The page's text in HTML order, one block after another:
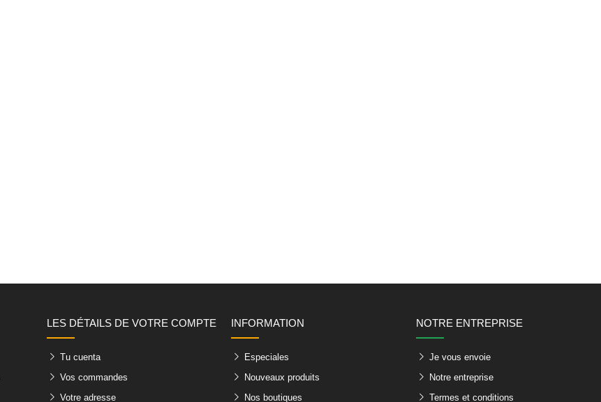
LES DÉTAILS DE VOTRE COMPTE
Tu cuenta
Vos commandes
Votre adresse
INFORMATION
Especiales
Nouveaux produits
Nos boutiques
NOTRE ENTREPRISE
Je vous envoie
Notre entreprise
Termes et conditions